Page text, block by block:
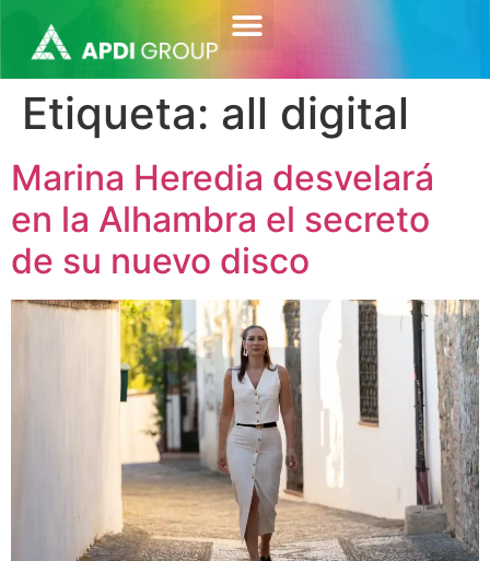
Etiqueta: all digital
Marina Heredia desvelará
en la Alhambra el secreto
de su nuevo disco